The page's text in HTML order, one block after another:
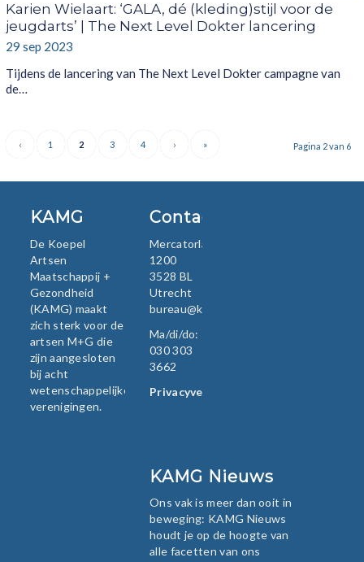
Karien Wielaart: ‘GALA, dé (kleding)stijl voor de
jeugdarts’ | The Next Level Dokter lancering
29 sep 2023
Tijdens de lancering van The Next Level Dokter campagne van
de…
Pagina 2 van 6
‹ 1 2 3 4 › »
KAMG
De Koepel
Artsen
Maatschappij +
Gezondheid
(KAMG) maakt
zich sterk voor de
artsen M+G die
zijn aangesloten
bij acht
wetenschappelijke
verenigingen.
Contact
Mercatorlaan
1200
3528 BL
Utrecht
bureau@kamg.nl
Ma/di/do:
030 303
3662
Privacyverklaring
KAMG Nieuws
Ons vak is meer dan ooit in
beweging: KAMG Nieuws
houdt je op de hoogte van
alle facetten van ons